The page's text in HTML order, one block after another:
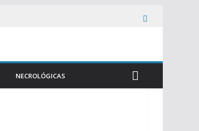
NECROLÓGICAS